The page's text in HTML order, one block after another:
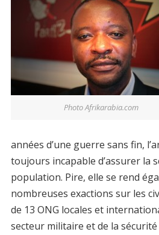
Photo Afrikarabia.com
années d’une guerre sans fin,
toujours incapable d’assurer la
population. Pire, elle se rend
nombreuses exactions sur les
de 13 ONG locales et
secteur militaire et de la